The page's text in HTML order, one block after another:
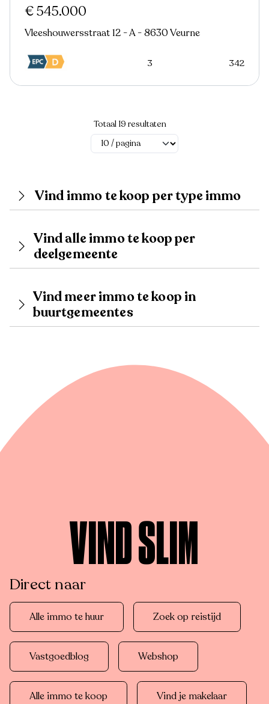
€ 545.000
Vleeshouwersstraat 12 - A - 8630 Veurne
3 342
Totaal 19 resultaten
Vind immo te koop per type immo
Vind alle immo te koop per
deelgemeente
Vind meer immo te koop in
buurtgemeentes
VIND SLIM
Direct naar
Alle immo te huur Zoek op reistijd
Vastgoedblog Webshop
Alle immo te koop Vind je makelaar